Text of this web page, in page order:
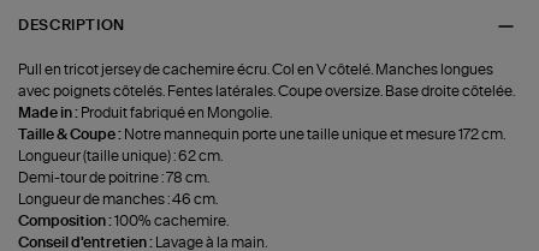
DESCRIPTION
Pull en tricot jersey de cachemire écru. Col en V côtelé. Manches longues
avec poignets côtelés. Fentes latérales. Coupe oversize. Base droite côtelée.
Made in : Produit fabriqué en Mongolie.
Taille & Coupe : Notre mannequin porte une taille unique et mesure 172 cm.
Longueur (taille unique) : 62 cm.
Demi-tour de poitrine : 78 cm.
Longueur de manches : 46 cm.
Composition :100% cachemire.
Conseil d'entretien :
Lavage à la main.